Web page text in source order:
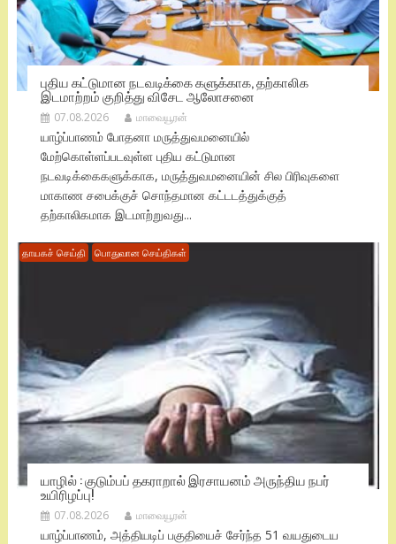
புதிய கட்டுமான நடவடிக்கை களுக்காக, தற்காலிக
இடமாற்றம் குறித்து விசேட ஆலோசனை
07.08.2026 மாவையூரன்
யாழ்ப்பாணம் போதனா மருத்துவமனையில்
மேற்கொள்ளப்படவுள்ள புதிய கட்டுமான
நடவடிக்கைகளுக்காக, மருத்துவமனையின் சில பிரிவுகளை
மாகாண சபைக்குச் சொந்தமான கட்டடத்துக்குத்
தற்காலிகமாக இடமாற்றுவது...
தாயகச் செய்தி பொதுவான செய்திகள்
யாழில் : குடும்பப் தகராறால் இரசாயனம் அருந்திய நபர்
உயிரிழப்பு!
07.08.2026 மாவையூரன்
யாழ்ப்பாணம், அத்தியடிப் பகுதியைச் சேர்ந்த 51 வயதுடைய